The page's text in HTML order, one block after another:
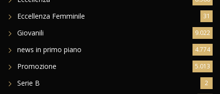
Eccellenza Femminile 31
Giovanili 9.022
news in primo piano 4.774
Promozione 5.013
Serie B 2